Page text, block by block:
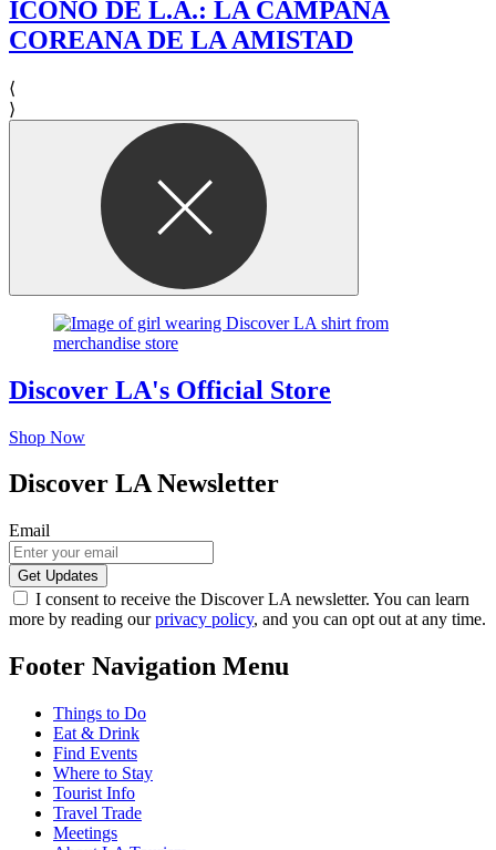
ÍCONO DE L.A.: LA CAMPANA
COREANA DE LA AMISTAD
⟨
⟩
Discover LA's Official Store
Shop Now
Discover LA Newsletter
Email
I consent to receive the Discover LA newsletter. You can learn
more by reading ourprivacy policy, and you can opt out at any time.
Footer Navigation Menu
Things to Do
Eat & Drink
Find Events
Where to Stay
Tourist Info
Travel Trade
Meetings